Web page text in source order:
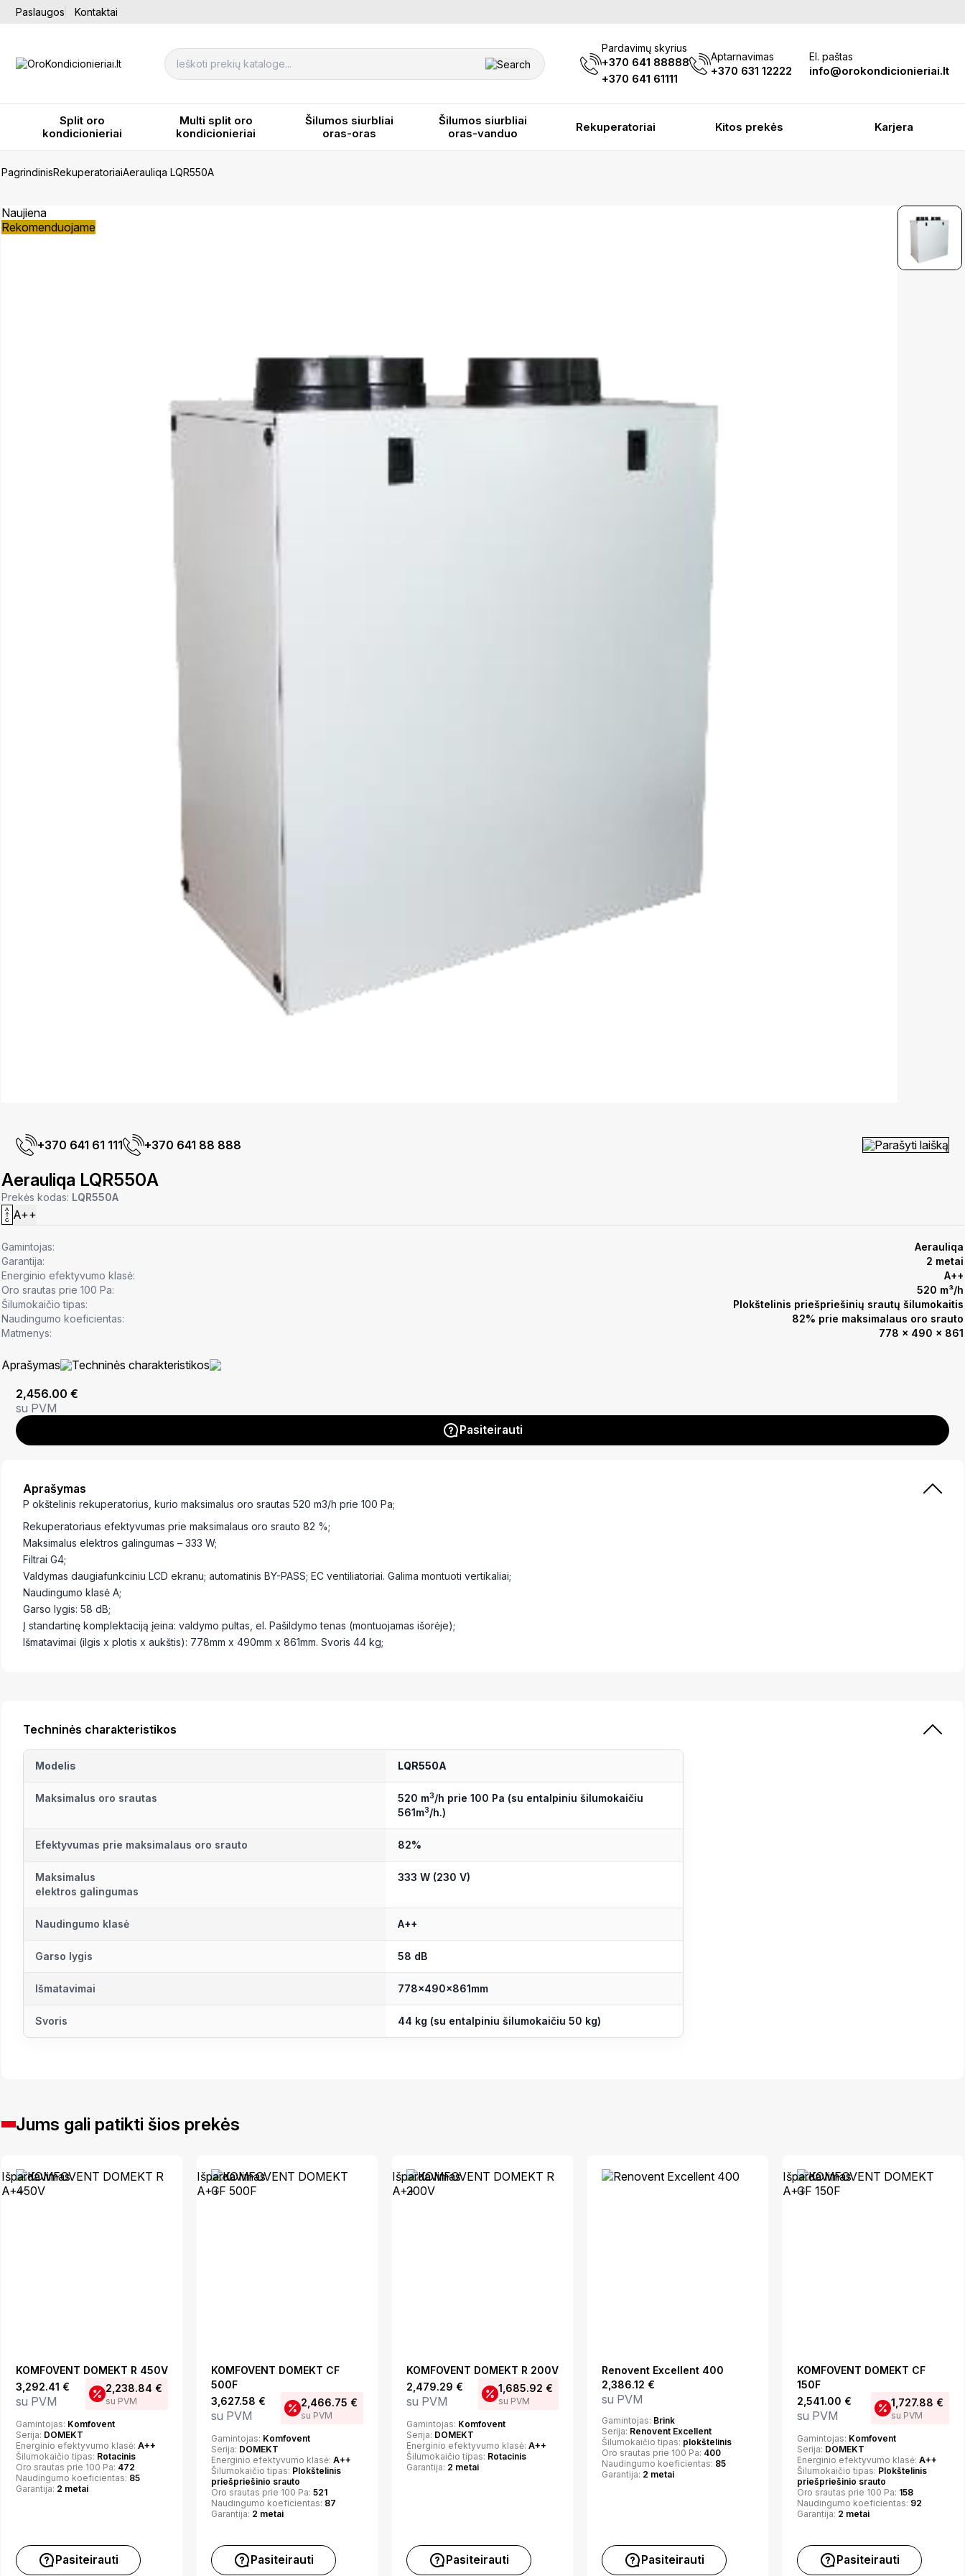
Paslaugos Kontaktai
Pardavimų skyrius
+370 641 88888
+370 641 61111
Aptarnavimas
+370 631 12222
El. paštas
info@orokondicionieriai.lt
Split oro
kondicionieriai
Multi split oro
kondicionieriai
Šilumos siurbliai
oras-oras
Šilumos siurbliai
oras-vanduo
Rekuperatoriai Kitos prekės Karjera
PagrindinisRekuperatoriaiAerauliqa LQR550A
Naujiena
Rekomenduojame
+370 641 61 111 +370 641 88 888 Parašyti laišką
Aerauliqa LQR550A
Prekės kodas: LQR550A
A++
Gamintojas:
Aerauliqa
Garantija:
2 metai
Energinio efektyvumo klasė:
A++
Oro srautas prie 100 Pa:
520 m³/h
Šilumokaičio tipas:
Plokštelinis priešpriešinių srautų šilumokaitis
Naudingumo koeficientas:
82% prie maksimalaus oro srauto
Matmenys:
778 x 490 x 861
Aprašymas
Techninės charakteristikos
2,456.00 €
su PVM
Pasiteirauti
Aprašymas
P okštelinis rekuperatorius, kurio maksimalus oro srautas 520 m3/h prie 100 Pa;
Rekuperatoriaus efektyvumas prie maksimalaus oro srauto 82 %;
Maksimalus elektros galingumas – 333 W;
Filtrai G4;
Valdymas daugiafunkciniu LCD ekranu; automatinis BY-PASS; EC ventiliatoriai. Galima montuoti vertikaliai;
Naudingumo klasė A;
Garso lygis: 58 dB;
Į standartinę komplektaciją įeina: valdymo pultas, el. Pašildymo tenas (montuojamas išorėje);
Išmatavimai (ilgis x plotis x aukštis): 778mm x 490mm x 861mm. Svoris 44 kg;
Techninės charakteristikos
Modelis LQR550A
Maksimalus oro srautas 520 m3/h prie 100 Pa (su entalpiniu šilumokaičiu
561m3/h.)
Efektyvumas prie maksimalaus oro srauto 82%
Maksimalus
elektros galingumas
333 W (230 V)
Naudingumo klasė A++
Garso lygis 58 dB
Išmatavimai 778x490x861mm
Svoris 44 kg (su entalpiniu šilumokaičiu 50 kg)
Jums gali patikti šios prekės
Išpardavimas
A++
KOMFOVENT DOMEKT R 450V
3,292.41 €
su PVM
2,238.84 €
su PVM
Gamintojas: Komfovent
Serija: DOMEKT
Energinio efektyvumo klasė: A++
Šilumokaičio tipas: Rotacinis
Oro srautas prie 100 Pa: 472
Naudingumo koeficientas: 85
Garantija: 2 metai
Pasiteirauti
Išpardavimas
A++
KOMFOVENT DOMEKT CF
500F
3,627.58 €
su PVM
2,466.75 €
su PVM
Gamintojas: Komfovent
Serija: DOMEKT
Energinio efektyvumo klasė: A++
Šilumokaičio tipas: Plokštelinis
priešpriešinio srauto
Oro srautas prie 100 Pa: 521
Naudingumo koeficientas: 87
Garantija: 2 metai
Pasiteirauti
Išpardavimas
A++
KOMFOVENT DOMEKT R 200V
2,479.29 €
su PVM
1,685.92 €
su PVM
Gamintojas: Komfovent
Serija: DOMEKT
Energinio efektyvumo klasė: A++
Šilumokaičio tipas: Rotacinis
Garantija: 2 metai
Pasiteirauti
Renovent Excellent 400
2,386.12 €
su PVM
Gamintojas: Brink
Serija: Renovent Excellent
Šilumokaičio tipas: plokštelinis
Oro srautas prie 100 Pa: 400
Naudingumo koeficientas: 85
Garantija: 2 metai
Pasiteirauti
Išpardavimas
A++
KOMFOVENT DOMEKT CF
150F
2,541.00 €
su PVM
1,727.88 €
su PVM
Gamintojas: Komfovent
Serija: DOMEKT
Energinio efektyvumo klasė: A++
Šilumokaičio tipas: Plokštelinis
priešpriešinio srauto
Oro srautas prie 100 Pa: 158
Naudingumo koeficientas: 92
Garantija: 2 metai
Pasiteirauti